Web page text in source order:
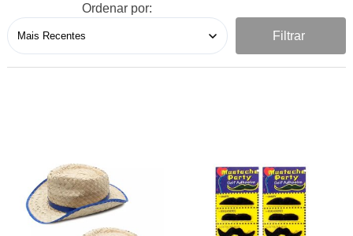
Ordenar por:
Filtrar